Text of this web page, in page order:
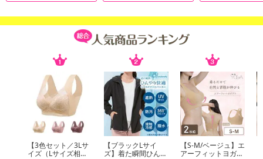
【3色セット／3Lサ
イズ（Lサイズ相
【ブラックLサイ
ズ】着た瞬間ひんや
【S-M/ベージュ】エ
アーフィットヨガブ